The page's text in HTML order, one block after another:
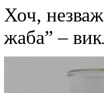
Хоч,
жаба” –